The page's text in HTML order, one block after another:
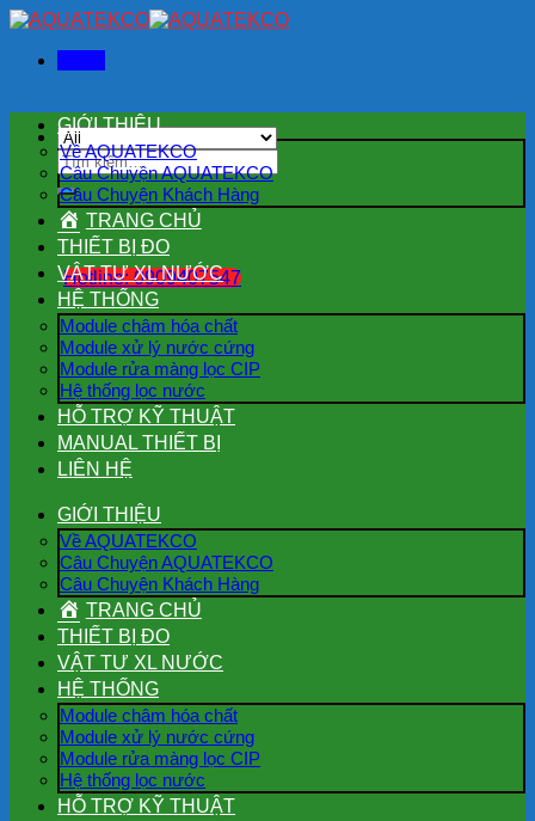
Skip
content
Tìm
kiếm:
Hotline: 0909407547
GIỚI THIỆU
Về AQUATEKCO
Câu Chuyện AQUATEKCO
Câu Chuyện Khách Hàng
TRANG CHỦ
THIẾT BỊ ĐO
VẬT TƯ XL NƯỚC
HỆ THỐNG
Module châm hóa chất
Module xử lý nước cứng
Module rửa màng lọc CIP
Hệ thống lọc nước
HỖ TRỢ KỸ THUẬT
MANUAL THIẾT BỊ
LIÊN HỆ
GIỚI THIỆU
Về AQUATEKCO
Câu Chuyện AQUATEKCO
Câu Chuyện Khách Hàng
TRANG CHỦ
THIẾT BỊ ĐO
VẬT TƯ XL NƯỚC
HỆ THỐNG
Module châm hóa chất
Module xử lý nước cứng
Module rửa màng lọc CIP
Hệ thống lọc nước
HỖ TRỢ KỸ THUẬT